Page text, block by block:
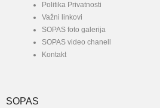
Politika Privatnosti
Važni linkovi
SOPAS foto galerija
SOPAS video chanell
Kontakt
SOPAS